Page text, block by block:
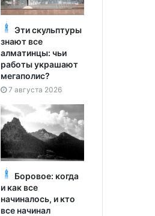
Эти скульптуры
знают все
алматинцы: чьи
работы украшают
мегаполис?
7 августа 2026
Боровое: когда
и как все
начиналось, и кто
все начинал